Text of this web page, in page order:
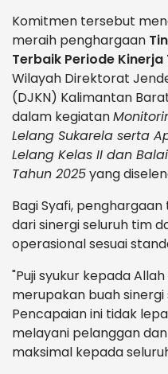
Komitmen tersebut
meraih penghargaan
Terbaik Periode Kinerja
Wilayah Direktorat
(DJKN) Kalimantan
dalam kegiatan
Lelang Sukarela serta
Lelang Kelas II dan
Tahun 2025yang
Bagi Syafi,
dari sinergi seluruh tim
operasional sesuai
"Puji syukur kepada
merupakan buah
Pencapaian ini tidak
melayani pelanggan
maksimal kepada